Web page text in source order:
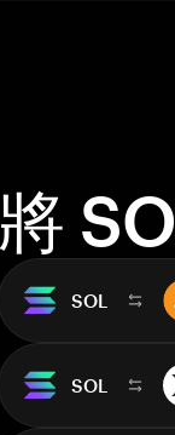
將
SOL
SOL